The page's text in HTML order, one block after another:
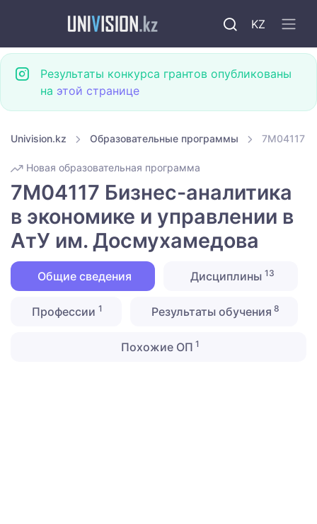
KZ
Результаты конкурса грантов опубликованы
на этой странице
Univision.kz Образовательные программы 7M04117
Новая образовательная программа
7M04117 Бизнес-аналитика
в экономике и управлении в
АтУ им. Досмухамедова
Общие сведения Дисциплины 13
Профессии1 Результаты обучения 8
Похожие ОП 1